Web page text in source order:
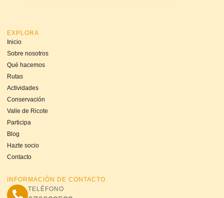
EXPLORA
Inicio
Sobre nosotros
Qué hacemos
Rutas
Actividades
Conservación
Valle de Ricote
Participa
Blog
Hazte socio
Contacto
INFORMACIÓN DE CONTACTO
TELÉFONO